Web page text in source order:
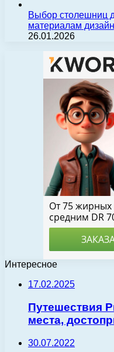
Выбор столешниц
материалам
26.01.2026
Интересное
17.02.2025
Путешествия
места,
30.07.2022